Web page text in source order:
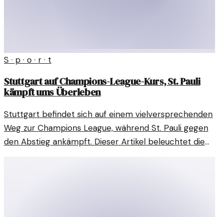
S · p · o · r · t
Stuttgart auf Champions-League-Kurs, St. Pauli
kämpft ums Überleben
Stuttgart befindet sich auf einem vielversprechenden
Weg zur Champions League, während St. Pauli gegen
den Abstieg ankämpft. Dieser Artikel beleuchtet die